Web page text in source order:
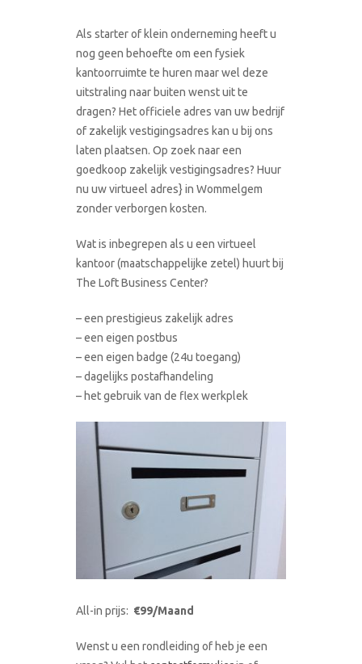
Als starter of klein onderneming heeft u
nog geen behoefte om een fysiek
kantoorruimte te huren maar wel deze
uitstraling naar buiten wenst uit te
dragen? Het officiele adres van uw bedrijf
of zakelijk vestigingsadres kan u bij ons
laten plaatsen. Op zoek naar een
goedkoop zakelijk vestigingsadres? Huur
nu uw virtueel adres} in Wommelgem
zonder verborgen kosten.
Wat is inbegrepen als u een virtueel
kantoor (maatschappelijke zetel) huurt bij
The Loft Business Center?
– een prestigieus zakelijk adres
– een eigen postbus
– een eigen badge (24u toegang)
– dagelijks postafhandeling
– het gebruik van de flex werkplek
All-in prijs: €99/Maand
Wenst u een rondleiding of heb je een